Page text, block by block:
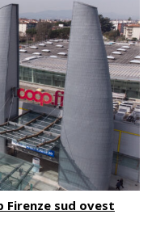
Firenze sud ovest